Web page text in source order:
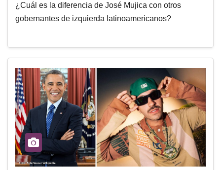
¿Cuál es la diferencia de José Mujica con otros
gobernantes de izquierda latinoamericanos?